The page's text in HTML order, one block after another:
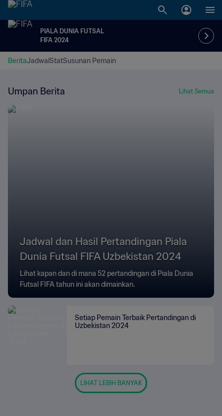
PIALA DUNIA FUTSAL
FIFA 2024
BeritaJadwalStatSusunan Pemain
Umpan Berita Lihat Semua
Jadwal dan Hasil Pertandingan Piala
Dunia Futsal FIFA Uzbekistan 2024
Lihat kapan dan di mana 52 pertandingan di Piala Dunia
Futsal FIFA tahun ini akan dimainkan.
Setiap Pemain Terbaik Pertandingan di
Uzbekistan 2024
LIHAT LEBIH BANYAK